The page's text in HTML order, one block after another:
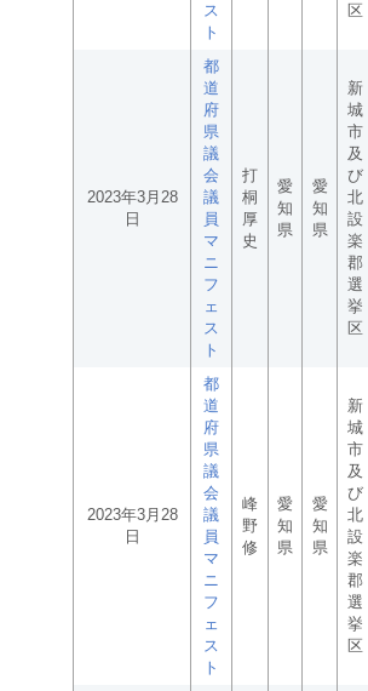
ス
ト
区
2023年3月28
日
都
道
府
県
議
会
議
員
マ
ニ
フ
ェ
ス
ト
打
桐
厚
史
愛
知
県
愛
知
県
新
城
市
及
び
北
設
楽
郡
選
挙
区
2023年3月28
日
都
道
府
県
議
会
議
員
マ
ニ
フ
ェ
ス
ト
峰
野
修
愛
知
県
愛
知
県
新
城
市
及
び
北
設
楽
郡
選
挙
区